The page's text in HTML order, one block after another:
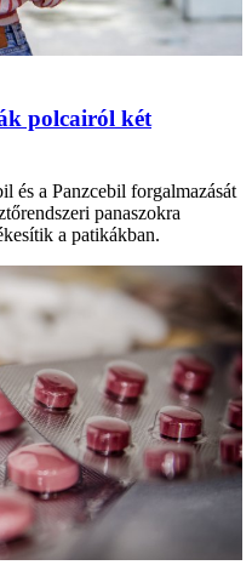
polcairól két
és a Panzcebil forgalmazását
panaszokra
a patikákban.